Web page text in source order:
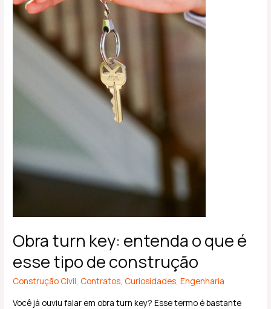
Obra turn key: entenda o que é
esse tipo de construção
Construção Civil, Contratos, Curiosidades,Engenharia
Você já ouviu falar em obra turn key? Esse termo é bastante
de
construção